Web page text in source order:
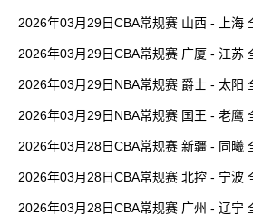
2026年03月29日CBA常规赛 山西 - 上海
2026年03月29日CBA常规赛 广厦 - 江苏
2026年03月29日NBA常规赛 爵士 - 太阳
2026年03月29日NBA常规赛 国王 - 老鹰
2026年03月28日CBA常规赛 新疆 - 同曦
2026年03月28日CBA常规赛 北控 - 宁波
2026年03月28日CBA常规赛 广州 - 辽宁